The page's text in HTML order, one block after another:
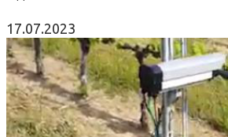
17.07.2023